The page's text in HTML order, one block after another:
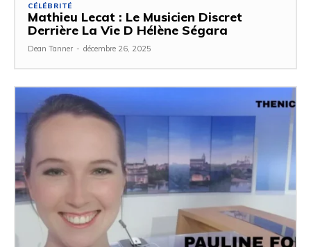
CÉLÉBRITÉ
Mathieu Lecat : Le Musicien Discret
Derrière La Vie D Hélène Ségara
Dean Tanner - décembre 26, 2025